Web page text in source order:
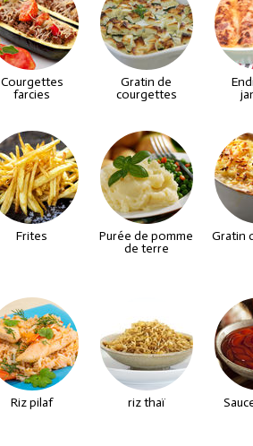
Courgettes
farcies
Gratin de
courgettes
Frites
Purée de pomme
de terre
Gratin
Riz pilaf riz thaï